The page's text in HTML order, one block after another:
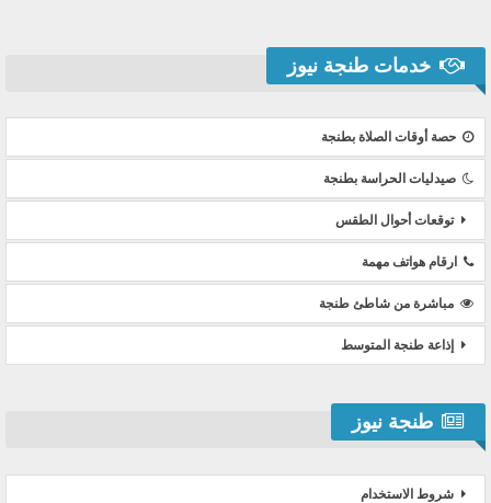
خدمات طنجة نيوز
حصة أوقات الصلاة بطنجة
صيدليات الحراسة بطنجة
توقعات أحوال الطقس
ارقام هواتف مهمة
مباشرة من شاطئ طنجة
إذاعة طنجة المتوسط
طنجة نيوز
شروط الاستخدام